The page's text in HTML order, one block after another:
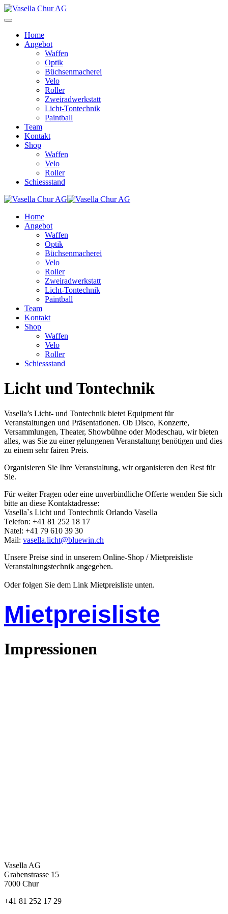
Home
Angebot
Waffen
Optik
Büchsenmacherei
Velo
Roller
Zweiradwerkstatt
Licht-Tontechnik
Paintball
Team
Kontakt
Shop
Waffen
Velo
Roller
Schiessstand
Home
Angebot
Waffen
Optik
Büchsenmacherei
Velo
Roller
Zweiradwerkstatt
Licht-Tontechnik
Paintball
Team
Kontakt
Shop
Waffen
Velo
Roller
Schiessstand
Licht und Tontechnik
Vasella’s Licht- und Tontechnik bietet Equipment für
Veranstaltungen und Präsentationen. Ob Disco, Konzerte,
Versammlungen, Theater, Showbühne oder Modeschau, wir bieten
alles, was Sie zu einer gelungenen Veranstaltung benötigen und dies
zu einem sehr fairen Preis.
Organisieren Sie Ihre Veranstaltung, wir organisieren den Rest für
Sie.
Für weiter Fragen oder eine unverbindliche Offerte wenden Sie sich
bitte an diese Kontaktadresse:
Vasella`s Licht und Tontechnik Orlando Vasella
Telefon: +41 81 252 18 17
Natel: +41 79 610 39 30
Mail: vasella.licht@bluewin.ch
Unsere Preise sind in unserem Online-Shop / Mietpreisliste
Veranstaltungstechnik angegeben.
Oder folgen Sie dem Link Mietpreisliste unten.
Mietpreisliste
Impressionen
Vasella AG
Grabenstrasse 15
7000 Chur
+41 81 252 17 29